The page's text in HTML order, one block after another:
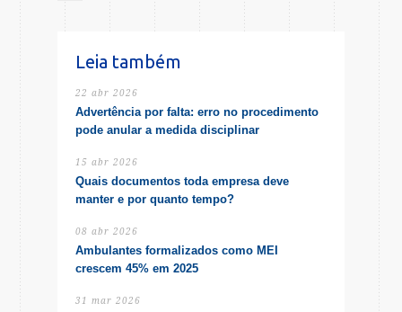
Leia também
22 abr 2026
Advertência por falta: erro no procedimento
pode anular a medida disciplinar
15 abr 2026
Quais documentos toda empresa deve
manter e por quanto tempo?
08 abr 2026
Ambulantes formalizados como MEI
crescem 45% em 2025
31 mar 2026